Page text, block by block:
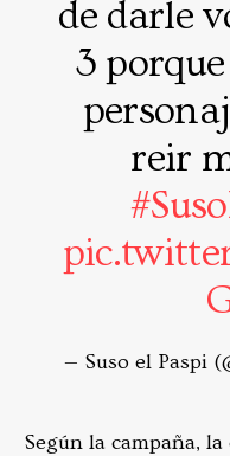
de darle
3
reir
— Suso el Paspi
Según la campaña,